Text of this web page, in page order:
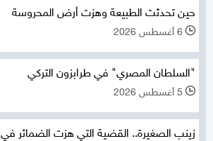
حين تحدثت الطبيعة وهزت أرض المحروسة
l 6 أغسطس 2026
"السلطان المصري" في طرابزون التركي
l 5 أغسطس 2026
زينب الصغيرة.. القضية التي هزت الضمائر في